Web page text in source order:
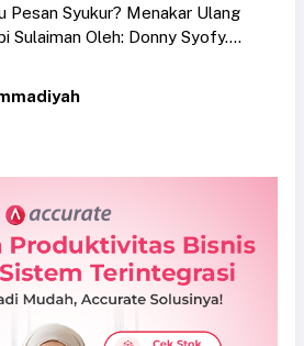
Pesan Syukur? Menakar Ulang
Sulaiman Oleh: Donny Syofy....